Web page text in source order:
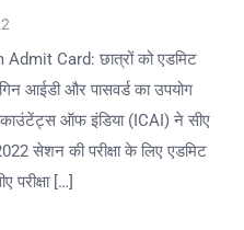
Card: छात्रों को एडमिट
आईडी और पासवर्ड का उपयोग
ऑफ इंडिया (ICAI) ने सीए
सेशन की परीक्षा के लिए एडमिट
परीक्षा […]